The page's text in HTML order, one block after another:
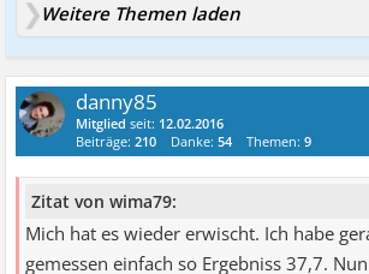
Weitere Themen laden
danny85
Mitglied seit: 12.02.2016
Beiträge:210 Danke:54 Themen:9
Zitat von wima79:
Mich hat es wieder erwischt. Ich habe
gemessen einfach so Ergebniss 37,7.